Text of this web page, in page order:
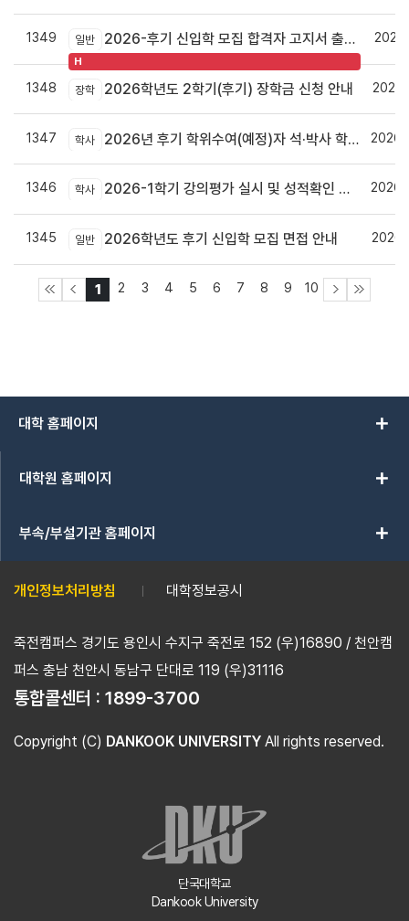
1349 일반 2026-후기 신입학 모집 합격자 고지서 출력 및 등록안내
H
1348 장학 2026학년도 2학기(후기) 장학금 신청 안내
1347 학사 2026년 후기 학위수여(예정)자 석·박사 학위논문 원문파일 및 인쇄본 제출 안내
1346 학사 2026-1학기 강의평가 실시 및 성적확인 기간 안내
1345 일반 2026학년도 후기 신입학 모집 면접 안내
1 2 3 4 5 6 7 8 9 10
대학 홈페이지 add
대학원 홈페이지 add
부속/부설기관 홈페이지 add
개인정보처리방침 대학정보공시
죽전캠퍼스 경기도 용인시 수지구 죽전로 152 (우)16890 / 천안캠
퍼스 충남 천안시 동남구 단대로 119 (우)31116
통합콜센터 : 1899-3700
Copyright (C) DANKOOK UNIVERSITY All rights reserved.
단국대학교
Dankook University